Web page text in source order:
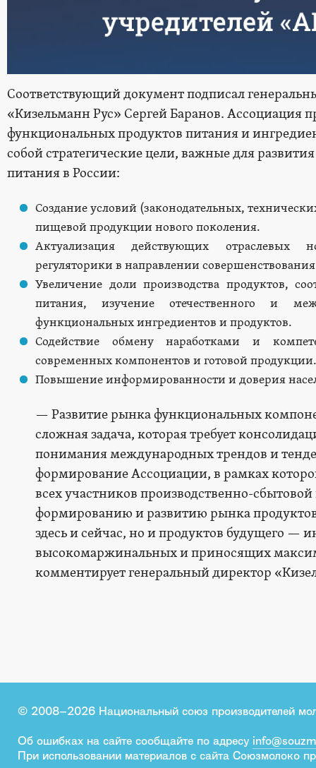
Соответствующий документ подписал
«Кизельманн Рус» Сергей Баранов. Ассоциация
функциональных продуктов питания и
собой стратегические цели, важные для
питания в России:
Создание условий (законодательных,
пищевой продукции нового поколения.
Актуализация действующих отраслевых
регуляторики в направлении
Увеличение доли производства продуктов,
питания, изучение отечественного и
функциональных ингредиентов и продуктов.
Содействие обмену наработками и
современных компонентов и готовой продукции.
Повышение информированности и доверия
— Развитие рынка функциональных
сложная задача, которая требует
понимания международных трендов и
формирование Ассоциации, в рамках
всех участников производственно-
формированию и развитию рынка
здесь и сейчас, но и продуктов будущего —
высокомаржинальных и приносящих
комментирует генеральный директор
© 2008–2026 Национальный союз производителей
Об ошибках на сайте сообщайте по адресу
При использовании материалов с сайта Союзмолоко